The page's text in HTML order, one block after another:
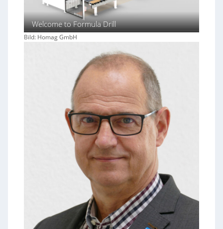
Welcome to Formula Drill
Bild: Homag GmbH